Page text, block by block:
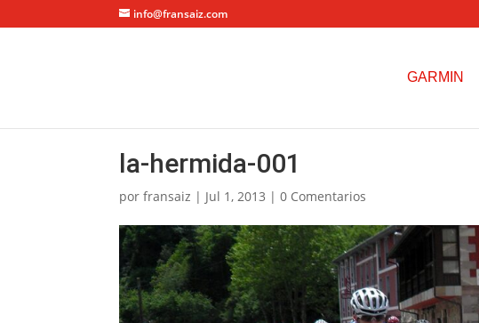
info@fransaiz.com
GARMIN
la-hermida-001
porfransaiz | Jul 1, 2013 |0 Comentarios